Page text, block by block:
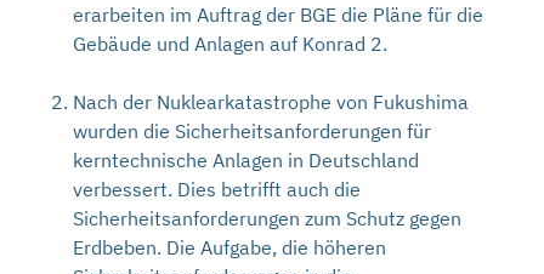
erarbeiten im Auftrag der BGE die Pläne für die
Gebäude und Anlagen auf Konrad 2.
Nach der Nuklearkatastrophe von Fukushima
wurden die Sicherheitsanforderungen für
kerntechnische Anlagen in Deutschland
verbessert. Dies betrifft auch die
Sicherheitsanforderungen zum Schutz gegen
Erdbeben. Die Aufgabe, die höheren